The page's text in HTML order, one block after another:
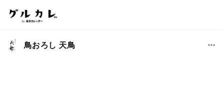
鳥おろし 天鳥